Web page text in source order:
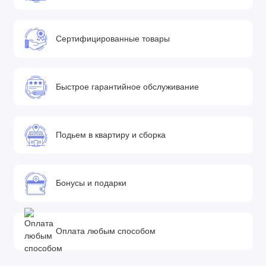
обеспечивают маневренность коляски, комфортную езду,
позволяя преодолевать препятствия на дороге
круговой фиксатор вправо или влево
• Безвоздушная колесная система — колеса состоят из
материала EVA поэтому они износостойкие и эластичные
простым нажатием на педаль, позволяя не пачкать обувь.
Благодаря надежным тормозам ваша коляска не сдвинется
с места
• В коляске предусмотрена закрытая система задних
амортизаторов и тормозов, которая защищает от таких
Сертифицированные товары
Быстрое гарантийное обслуживание
Подьем в квартиру и сборка
Бонусы и подарки
Оплата любым способом